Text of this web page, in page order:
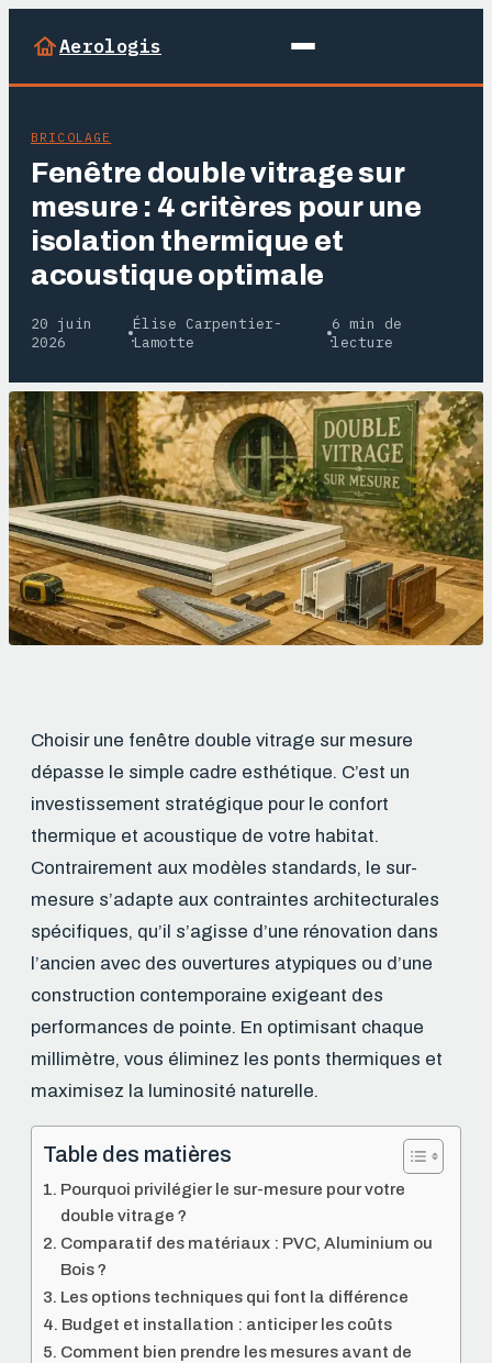
Aerologis
BRICOLAGE
Fenêtre double vitrage sur
mesure : 4 critères pour une
isolation thermique et
acoustique optimale
20 juin
2026
·
Élise Carpentier-
Lamotte
·
6 min de
lecture
Choisir une fenêtre double vitrage sur mesure
dépasse le simple cadre esthétique. C’est un
investissement stratégique pour le confort
thermique et acoustique de votre habitat.
Contrairement aux modèles standards, le sur-
mesure s’adapte aux contraintes architecturales
spécifiques, qu’il s’agisse d’une rénovation dans
l’ancien avec des ouvertures atypiques ou d’une
construction contemporaine exigeant des
performances de pointe. En optimisant chaque
millimètre, vous éliminez les ponts thermiques et
maximisez la luminosité naturelle.
Table des matières
Pourquoi privilégier le sur-mesure pour votre
double vitrage ?
Comparatif des matériaux : PVC, Aluminium ou
Bois ?
Les options techniques qui font la différence
Budget et installation : anticiper les coûts
Comment bien prendre les mesures avant de